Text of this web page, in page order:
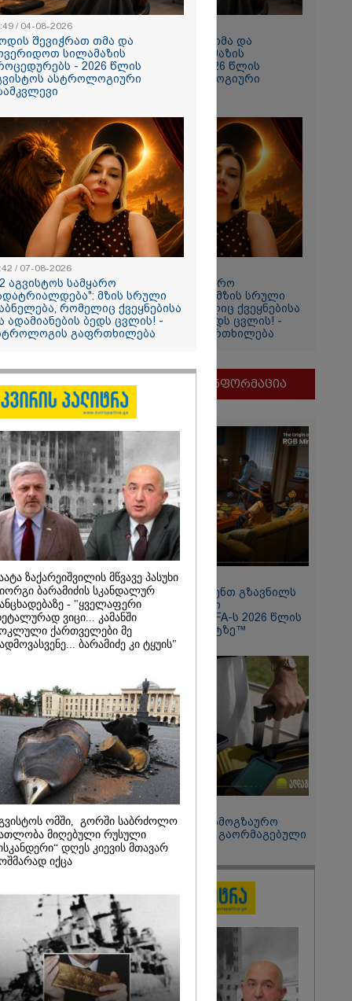
ე.წ.
ენამ
და არ
თუმცა თუ
- ნიკა
ხალხი
ყაზახს,
ამერიკელს,
არაა" -
როდის შევიჭრათ თმა და
მოვერიდოთ სილამაზის
პროცედურებს - 2026 წლის
აგვისტოს ასტროლოგიური
"12 აგვისტოს სამყარო
გადატრიალდება": მზის სრული
დაბნელება, რომელიც ქვეყნებისა
და ადამიანების ბედს ცვლის! -
ასტროლოგის გაფრთხილება
მნიშვნელოვანი ინფორმაცია
11:13 / 05-08-2026
Hisense წარმოგიდგენთ გზავნილს
"ინოვაციები უკეთესი
ცხოვრებისათვის" FIFA-ს 2026 წლის
მსოფლიო ჩემპიონატზე™
15:49 / 06-08-2026
შეიძინე ალდაგის სამოგზაურო
დაზღვევა და მიიღე გაორმაგებული
ინტერნეტი
/ 04-08-2026
შევიჭრათ თმა და
სილამაზის
- 2026 წლის
ასტროლოგიური
/ 07-08-2026
აგვისტოს სამყარო
მზის სრული
რომელიც ქვეყნებისა
ადამიანების ბედს ცვლის! -
გაფრთხილება
ზაქარეიშვილის მწვავე პასუხი
ბარამიძის სკანდალურ
- "ყველაფერი
ვიცი... კამანში
ქართველები მე
ბარამიძე კი ტყუის"
ომში, გორში საბრძოლო
მიღებული რუსული
დღეს კიევის მთავარ
იქცა